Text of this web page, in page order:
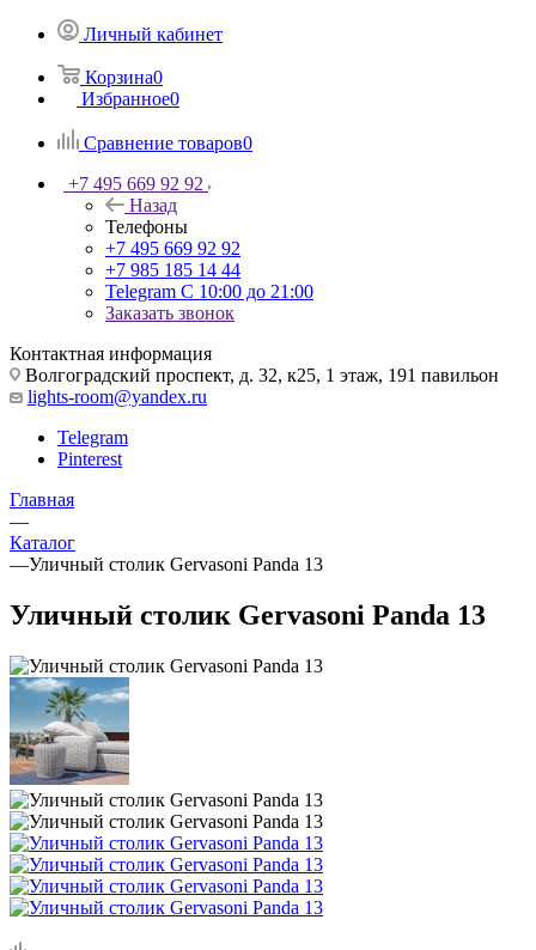
Личный кабинет
Корзина0
Избранное0
Сравнение товаров0
+7 495 669 92 92
Назад
Телефоны
+7 495 669 92 92
+7 985 185 14 44
Telegram С 10:00 до 21:00
Заказать звонок
Контактная информация
Волгоградский проспект, д. 32, к25, 1 этаж, 191 павильон
lights-room@yandex.ru
Telegram
Pinterest
Главная
—
Каталог
—Уличный столик Gervasoni Panda 13
Уличный столик Gervasoni Panda 13